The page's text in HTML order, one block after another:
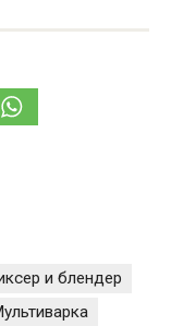
и блендер